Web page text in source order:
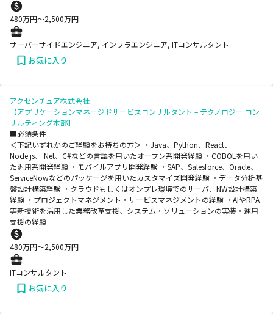
480万円〜2,500万円
サーバーサイドエンジニア, インフラエンジニア, ITコンサルタント
お気に入り
アクセンチュア株式会社
【アプリケーションマネージドサービスコンサルタント – テクノロジー コン
サルティング本部】
■必須条件
＜下記いずれかのご経験をお持ちの方＞ ・Java、Python、React、
Node.js、.Net、C#などの言語を用いたオープン系開発経験 ・COBOLを用い
た汎用系開発経験 ・モバイルアプリ開発経験 ・SAP、Salesforce、Oracle、
ServiceNowなどのパッケージを用いたカスタマイズ開発経験 ・データ分析基
盤設計構築経験 ・クラウドもしくはオンプレ環境でのサーバ、NW設計構築
経験 ・プロジェクトマネジメント・サービスマネジメントの経験 ・AIやRPA
等新技術を活用した業務改革支援、システム・ソリューションの実装・運用
支援の経験
480万円〜2,500万円
ITコンサルタント
お気に入り